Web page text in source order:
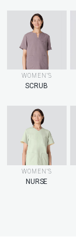
WOMEN’S
SCRUB
WOMEN’S
NURSE